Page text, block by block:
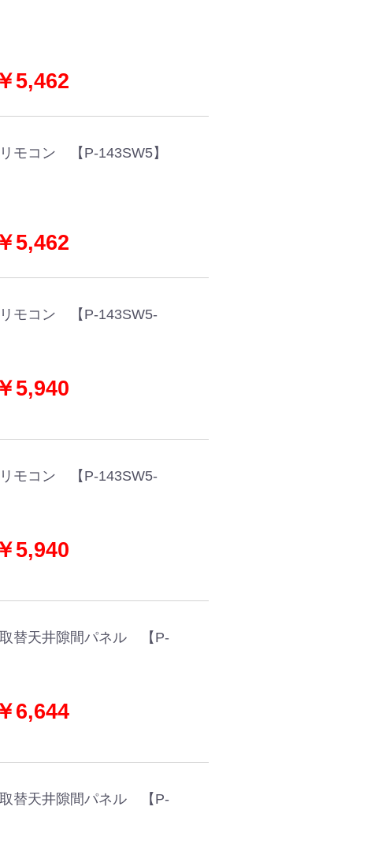
5,462
モコン 【P-143SW5】
5,462
モコン 【P-143SW5-
5,940
モコン 【P-143SW5-
5,940
替天井隙間パネル 【P-
6,644
替天井隙間パネル 【P-